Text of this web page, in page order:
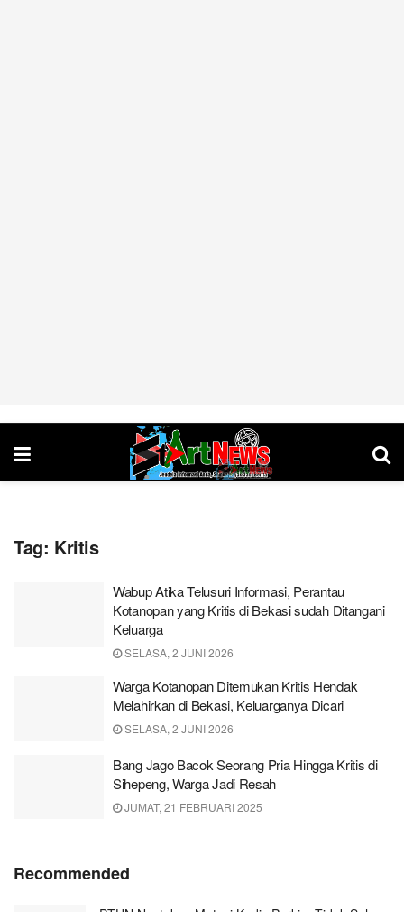
Tag: Kritis
Wabup Atika Telusuri Informasi, Perantau
Kotanopan yang Kritis di Bekasi sudah Ditangani
Keluarga
SELASA, 2 JUNI 2026
Warga Kotanopan Ditemukan Kritis Hendak
Melahirkan di Bekasi, Keluarganya Dicari
SELASA, 2 JUNI 2026
Bang Jago Bacok Seorang Pria Hingga Kritis di
Sihepeng, Warga Jadi Resah
JUMAT, 21 FEBRUARI 2025
Recommended